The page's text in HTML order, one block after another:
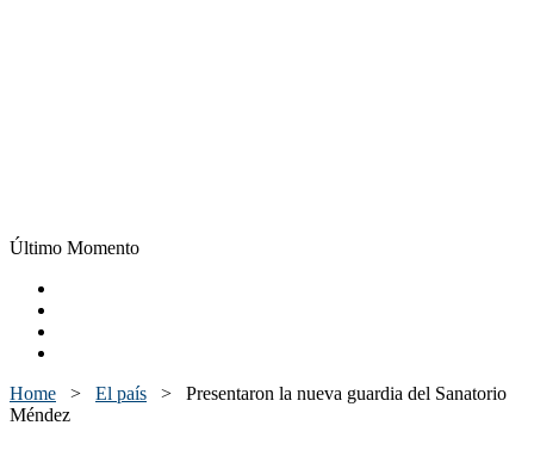
Último Momento
Home > El país > Presentaron la nueva guardia del Sanatorio
Méndez